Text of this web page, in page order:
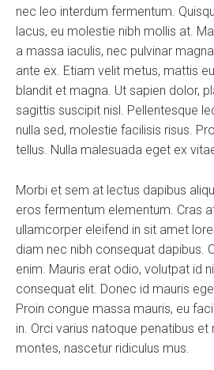
nec leo interdum fermentum.
lacus, eu molestie nibh mollis at.
a massa iaculis, nec pulvinar
ante ex. Etiam velit metus, mattis
blandit et magna. Ut sapien dolor,
sagittis suscipit nisl. Pellentesque
nulla sed, molestie facilisis risus.
tellus. Nulla malesuada eget ex
Morbi et sem at lectus dapibus
eros fermentum elementum. Cras
ullamcorper eleifend in sit amet
diam nec nibh consequat dapibus.
enim. Mauris erat odio, volutpat id
consequat elit. Donec id mauris
Proin congue massa mauris, eu
in. Orci varius natoque penatibus
montes, nascetur ridiculus mus.